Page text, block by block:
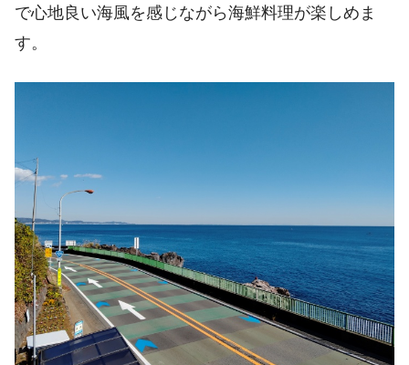
で心地良い海風を感じながら海鮮料理が楽しめま
す。